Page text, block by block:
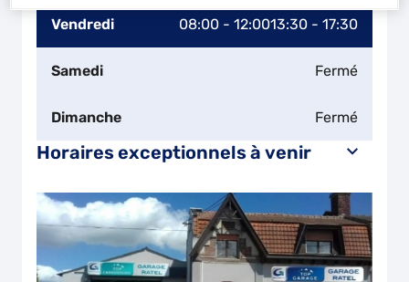
Vendredi 08:00 - 12:0013:30 - 17:30
Samedi Fermé
Dimanche Fermé
Horaires exceptionnels à venir